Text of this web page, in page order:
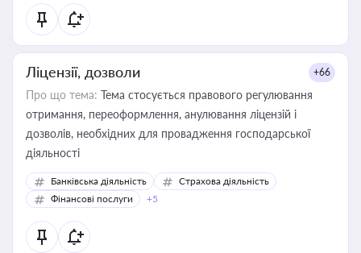
Ліцензії, дозволи +66
Про що тема: Тема стосується правового регулювання
отримання, переоформлення, анулювання ліцензій і
дозволів, необхідних для провадження господарської
діяльності
Банківська діяльність
Страхова діяльність
Фінансові послуги
+5